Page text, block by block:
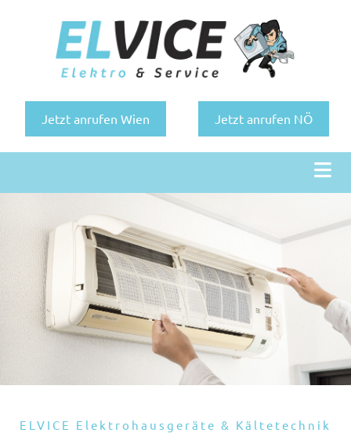
Jetzt anrufen Wien Jetzt anrufen NÖ
ELVICE Elektrohausgeräte & Kältetechnik